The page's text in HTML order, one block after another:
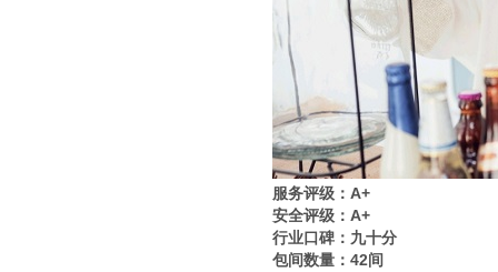
服务评级：A+
安全评级：A+
行业口碑：九十分
包间数量：42间